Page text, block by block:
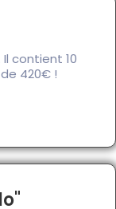
contient 10
420€ !